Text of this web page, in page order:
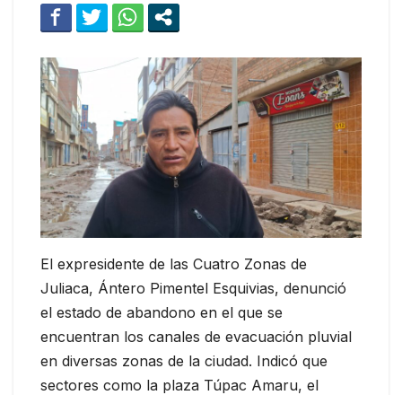
El expresidente de las Cuatro Zonas de
Juliaca, Ántero Pimentel Esquivias, denunció
el estado de abandono en el que se
encuentran los canales de evacuación pluvial
en diversas zonas de la ciudad. Indicó que
sectores como la plaza Túpac Amaru, el